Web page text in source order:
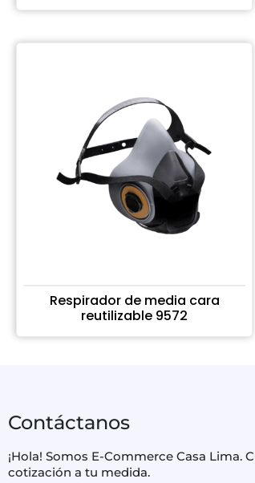
Respirador de media cara
reutilizable 9572
Contáctanos
¡Hola! Somos E-Commerce Casa Lima.
cotización a tu medida.